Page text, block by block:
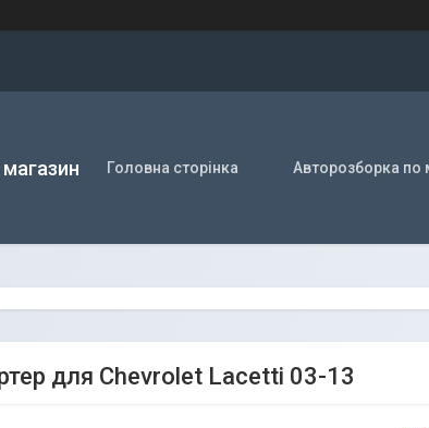
Головна сторінка Авторозборка
для Chevrolet Lacetti 03-13